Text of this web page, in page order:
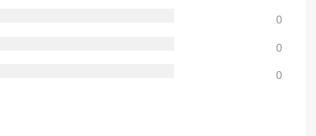
0
0
0